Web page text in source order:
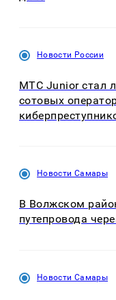
Новости России
МТС Junior стал
сотовых
Новости Самары
В Волжском
путепровода
Новости Самары